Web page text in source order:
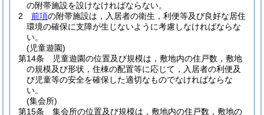
の附帯施設を設けなければならない。
2
前項の附帯施設は，入居者の衛生，利便等及び良好な居住
環境の確保に支障が生じないように考慮しなければならな
い。
(児童遊園)
第14条
児童遊園の位置及び規模は，敷地内の住戸数，敷地
の規模及び形状，住棟の配置等に応じて，入居者の利便及
び児童等の安全を確保した適切なものでなければならな
い。
(集会所)
第15条
集会所の位置及び規模は，敷地内の住戸数，敷地の